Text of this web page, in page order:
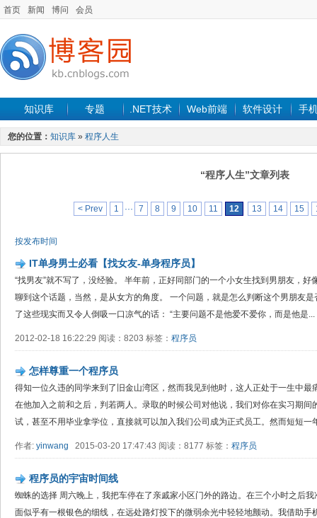
首页 新闻 博问 会员
知识库 专题 .NET技术 Web前端 软件设计 手
您的位置： 知识库 » 程序人生
“程序人生”文章列表
< Prev 1 ··· 7 8 9 10 11 12 13 14 15
按发布时间
IT单身男士必看【找女友-单身程序员】
“找男友”就不写了，没经验。 半年前，正好同部门的一个小女生找到男朋友，
聊到这个话题，当然，是从女方的角度。 一个问题，就是怎么判断这个男朋友
了这些现实而又令人倒吸一口凉气的话： “主要问题不是他爱不爱你，而是他是...
2012-02-18 16:22:29 阅读：8203 标签： 程序员
怎样尊重一个程序员
得知一位久违的同学来到了旧金山湾区，然而我见到他时，这人正处于一生中
在他加入之前和之后，判若两人。录取的时候公司对他说，我们对你在实习期间
试，甚至不用毕业拿学位，直接就可以加入我们公司成为正式员工。然而短短一
作者: yinwang 2015-03-20 17:47:43 阅读：8177 标签： 程序员
程序员的宇宙时间线
蜘蛛的选择 周六晚上，我把车停在了亲戚家小区门外的路边。在三个小时之后
面似乎有一根银色的细线，在远处路灯投下的微弱余光中轻轻地颤动。我借助